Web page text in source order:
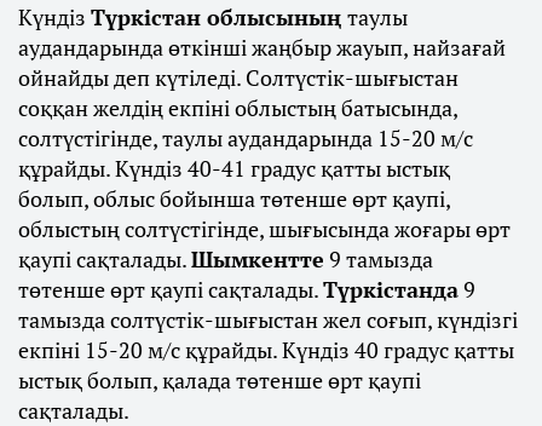
Күндіз Түркістан облысының таулы
аудандарында өткінші жаңбыр жауып, найзағай
ойнайды деп күтіледі. Солтүстік-шығыстан
соққан желдің екпіні облыстың батысында,
солтүстігінде, таулы аудандарында 15-20 м/с
құрайды. Күндіз 40-41 градус қатты ыстық
болып, облыс бойынша төтенше өрт қаупі,
облыстың солтүстігінде, шығысында жоғары өрт
қаупі сақталады.Шымкентте 9 тамызда
төтенше өрт қаупі сақталады.Түркістанда9
тамызда солтүстік-шығыстан жел соғып, күндізгі
екпіні 15-20 м/с құрайды. Күндіз 40 градус қатты
ыстық болып, қалада төтенше өрт қаупі
сақталады.